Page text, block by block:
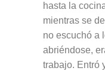
hasta la
mientras se
no escuchó a
abriéndose,
trabajo. Entró